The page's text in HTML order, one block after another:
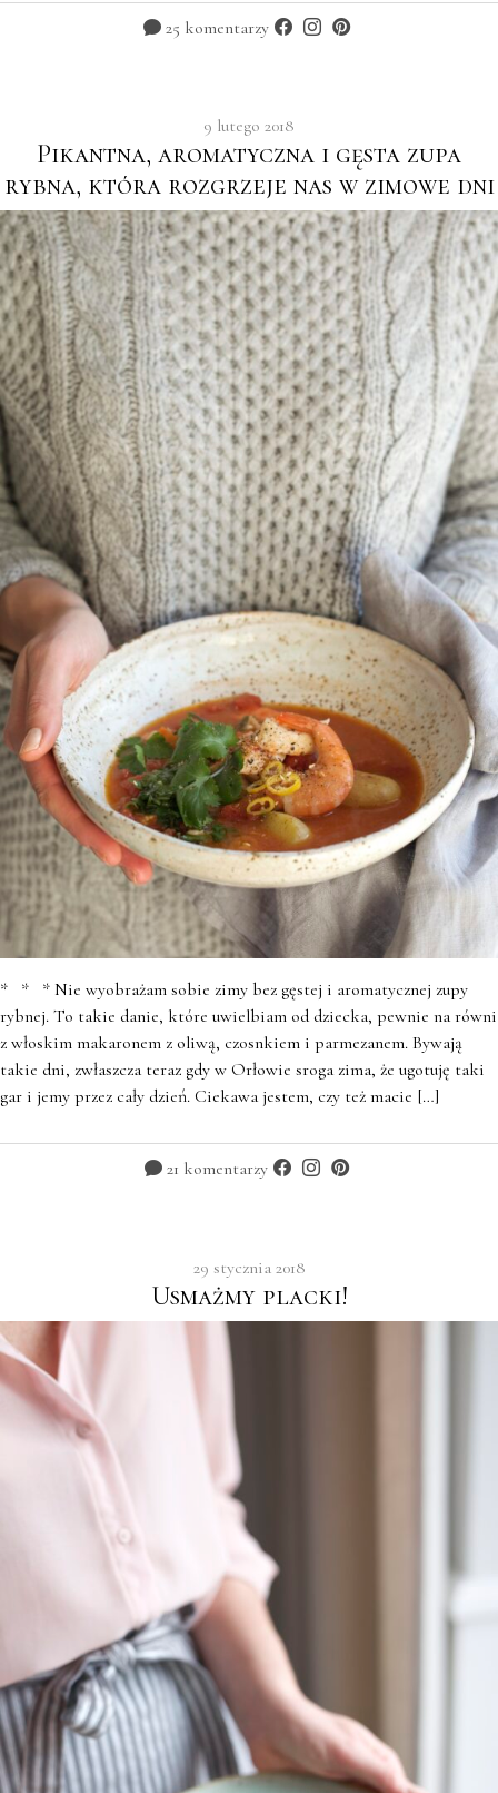
25 komentarzy
9 lutego 2018
Pikantna, aromatyczna i gęsta zupa
rybna, która rozgrzeje nas w zimowe dni
* * * Nie wyobrażam sobie zimy bez gęstej i aromatycznej zupy
rybnej. To takie danie, które uwielbiam od dziecka, pewnie na równi
z włoskim makaronem z oliwą, czosnkiem i parmezanem. Bywają
takie dni, zwłaszcza teraz gdy w Orłowie sroga zima, że ugotuję taki
gar i jemy przez cały dzień. Ciekawa jestem, czy też macie […]
21 komentarzy
29 stycznia 2018
Usmażmy placki!